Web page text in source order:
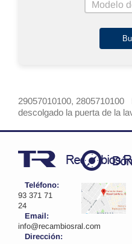
29057010100, 2805710100
descolgado la puerta de la
Teléfono:
93 371 71
24
Email:
info@recambiosral.com
Dirección: